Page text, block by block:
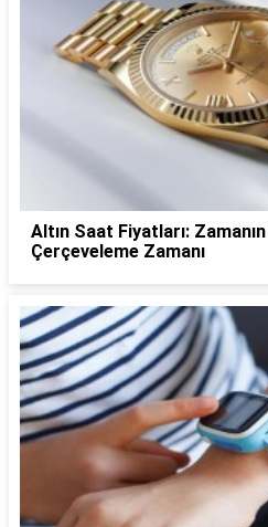
Altın Saat Fiyatları:
Çerçeveleme Zamanı